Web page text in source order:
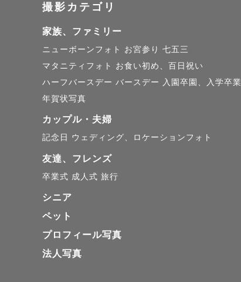
撮影カテゴリ
家族、ファミリー
ニューボーンフォト お宮参り 七五三
マタニティフォト
お食い初め、百日祝い
ハーフバースデー バースデー
入園卒園、入学卒業
年賀状写真
カップル・夫婦
記念日 ウェディング、ロケーションフォト
友達、フレンズ
卒業式 成人式 旅行
シニア
ペット
プロフィール写真
法人写真